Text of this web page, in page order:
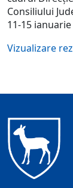
Consiliului
11-15
Vizualizare